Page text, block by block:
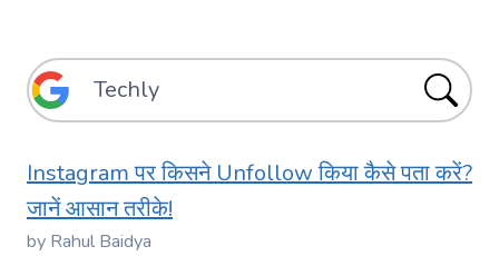
Instagram पर किसने Unfollow किया कैसे पता करें?
जानें आसान तरीके!
by Rahul Baidya